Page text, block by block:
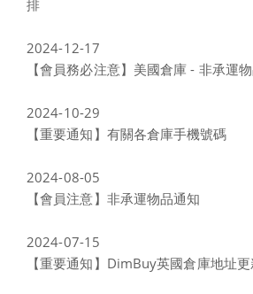
排
2024-12-17
【會員務必注意】美國倉庫 - 非承運
2024-10-29
【重要通知】有關各倉庫手機號碼
2024-08-05
【會員注意】非承運物品通知
2024-07-15
【重要通知】DimBuy英國倉庫地址